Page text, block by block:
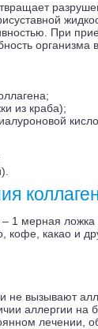
При
из краба);
1 мерная
кофе, какао и
не вызывают
аллергии на
лечении,